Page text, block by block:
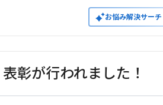
お悩み解決サーチ
彰が行われました！